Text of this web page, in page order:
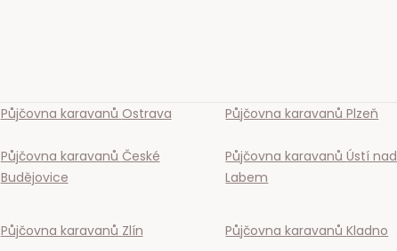
Půjčovna karavanů Ostrava Půjčovna karavanůPlzeň
Půjčovna karavanů České
Budějovice
Půjčovna karavanůÚstí nad
Labem
Půjčovna karavanů Zlín Půjčovna karavanůKladno